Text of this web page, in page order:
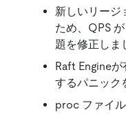
新しいリージ
ため、QPS が
題を修正しま
Raft Engine
するパニック
proc ファイ